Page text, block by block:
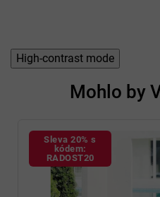
High-contrast mode
Mohlo by
Sleva 20% s
kódem:
RADOST20